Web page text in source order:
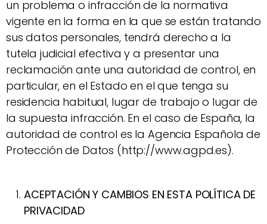
un problema o infracción de la normativa
vigente en la forma en la que se están tratando
sus datos personales, tendrá derecho a la
tutela judicial efectiva y a presentar una
reclamación ante una autoridad de control, en
particular, en el Estado en el que tenga su
residencia habitual, lugar de trabajo o lugar de
la supuesta infracción. En el caso de España, la
autoridad de control es la Agencia Española de
Protección de Datos (http://www.agpd.es).
ACEPTACIÓN Y CAMBIOS EN ESTA POLÍTICA DE
PRIVACIDAD